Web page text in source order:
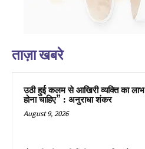
ताज़ा खबरे
उठी हुई कलम से आखिरी व्यक्ति का लाभ
होना चाहिए” : अनुराधा शंकर
August 9, 2026